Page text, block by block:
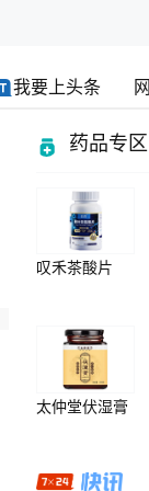
药品专区
叹禾茶酸片
太仲堂伏湿膏
我要上头条